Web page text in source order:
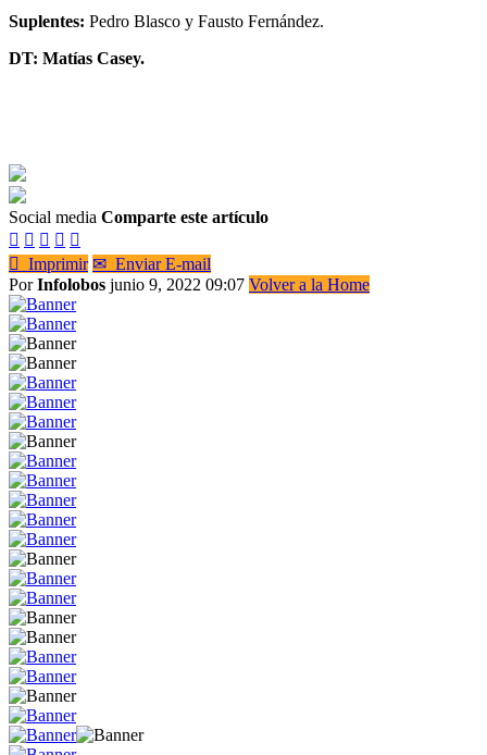
Suplentes: Pedro Blasco y Fausto Fernández.
DT: Matías Casey.
Social media Comparte este artículo
    
 Imprimir ✉ Enviar E-mail
PorInfolobos junio 9, 2022 09:07 Volver a la Home